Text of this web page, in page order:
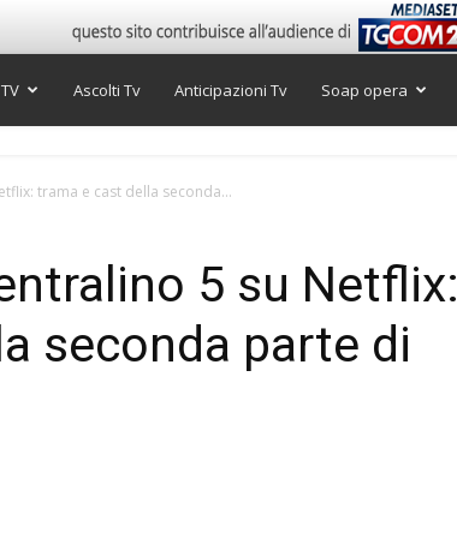
Ascolti Tv Anticipazioni Tv Soap opera
trama e cast della seconda...
5 su Netflix:
seconda parte di